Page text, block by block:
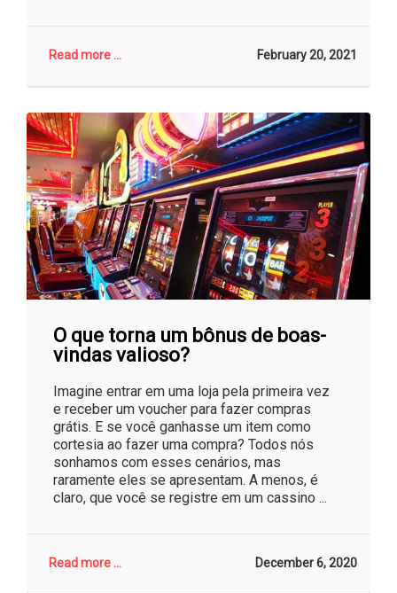
Read more ... February 20, 2021
O que torna um bônus de boas-
vindas valioso?
Imagine entrar em uma loja pela primeira vez
e receber um voucher para fazer compras
grátis. E se você ganhasse um item como
cortesia ao fazer uma compra? Todos nós
sonhamos com esses cenários, mas
raramente eles se apresentam. A menos, é
claro, que você se registre em um cassino ...
Read more ... December 6, 2020